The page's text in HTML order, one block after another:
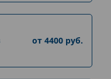
от 4400 руб.